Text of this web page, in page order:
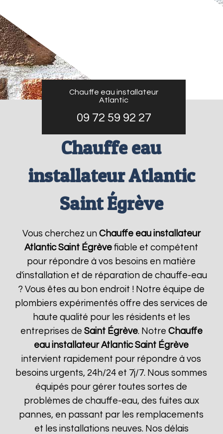
Chauffe eau installateur
Atlantic
09 72 59 92 27
Chauffe eau
installateur Atlantic
Saint Égrève
Vous cherchez un Chauffe eau installateur
Atlantic Saint Égrève fiable et compétent
pour répondre à vos besoins en matière
d'installation et de réparation de chauffe-eau
? Vous êtes au bon endroit ! Notre équipe de
plombiers expérimentés offre des services de
haute qualité pour les résidents et les
entreprises de Saint Égrève. Notre Chauffe
eau installateur Atlantic Saint Égrève
intervient rapidement pour répondre à vos
besoins urgents, 24h/24 et 7j/7. Nous sommes
équipés pour gérer toutes sortes de
problèmes de chauffe-eau, des fuites aux
pannes, en passant par les remplacements
et les installations neuves. Nos délais